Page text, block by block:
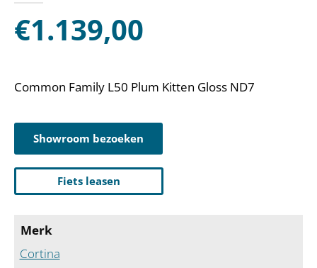
€1.139,00
Common Family L50 Plum Kitten Gloss ND7
Showroom bezoeken
Fiets leasen
Merk
Cortina